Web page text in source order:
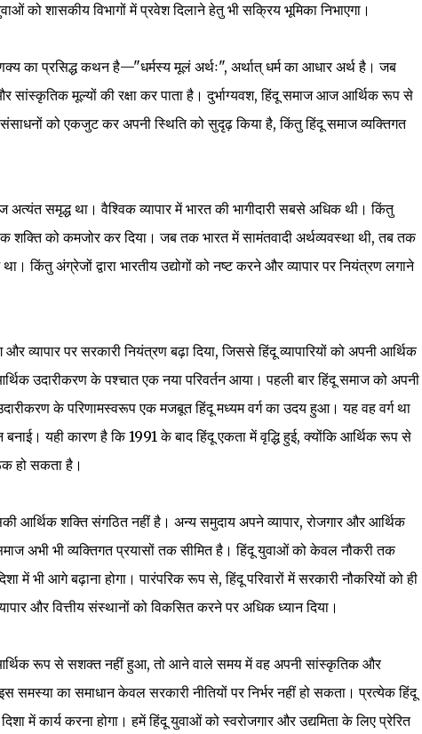
को शासकीय विभागों में प्रवेश दिलाने हेतु भी सक्रिय भूमिका निभाएगा।
का प्रसिद्ध कथन है—"धर्मस्य मूलं अर्थः", अर्थात् धर्म का आधार अर्थ है। जब
मूल्यों की रक्षा कर पाता है। दुर्भाग्यवश, हिंदू समाज आज आर्थिक रूप से
को एकजुट कर अपनी स्थिति को सुदृढ़ किया है, किंतु हिंदू समाज व्यक्तिगत
अत्यंत समृद्ध था। वैश्विक व्यापार में भारत की भागीदारी सबसे अधिक थी। किंतु
को कमजोर कर दिया। जब तक भारत में सामंतवादी अर्थव्यवस्था थी, तब तक
किंतु अंग्रेजों द्वारा भारतीय उद्योगों को नष्ट करने और व्यापार पर नियंत्रण लगाने
व्यापार पर सरकारी नियंत्रण बढ़ा दिया, जिससे हिंदू व्यापारियों को अपनी आर्थिक
उदारीकरण के पश्चात एक नया परिवर्तन आया। पहली बार हिंदू समाज को अपनी
के परिणामस्वरूप एक मजबूत हिंदू मध्यम वर्ग का उदय हुआ। यह वह वर्ग था
यही कारण है कि 1991 के बाद हिंदू एकता में वृद्धि हुई, क्योंकि आर्थिक रूप से
हो सकता है।
आर्थिक शक्ति संगठित नहीं है। अन्य समुदाय अपने व्यापार, रोजगार और आर्थिक
अभी भी व्यक्तिगत प्रयासों तक सीमित है। हिंदू युवाओं को केवल नौकरी तक
में भी आगे बढ़ाना होगा। पारंपरिक रूप से, हिंदू परिवारों में सरकारी नौकरियों को ही
और वित्तीय संस्थानों को विकसित करने पर अधिक ध्यान दिया।
रूप से सशक्त नहीं हुआ, तो आने वाले समय में वह अपनी सांस्कृतिक और
का समाधान केवल सरकारी नीतियों पर निर्भर नहीं हो सकता। प्रत्येक हिंदू
में कार्य करना होगा। हमें हिंदू युवाओं को स्वरोजगार और उद्यमिता के लिए प्रेरित